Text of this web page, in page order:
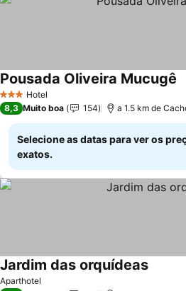
3 EstrelasHotel
Pousada Oliveira Mucugê
8,3 Muito boa 154 a 1.5 km de
Selecione as datas para ver os
exatos.
Aparthotel
Jardim das orquídeas